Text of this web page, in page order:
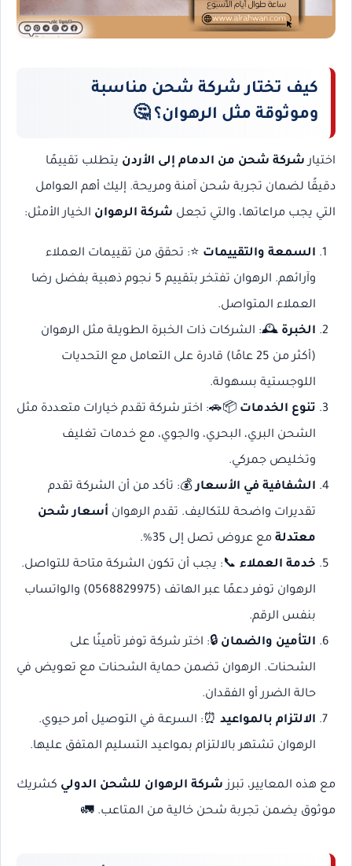
كيف تختار شركة شحن مناسبة
وموثوقة مثل الرهوان؟ 🤔
اختيار شركة شحن من الدمام إلى الأردن يتطلب تقييمًا
دقيقًا لضمان تجربة شحن آمنة ومريحة. إليك أهم العوامل
التي يجب مراعاتها، والتي تجعل شركة الرهوان الخيار الأمثل:
السمعة والتقييمات ⭐: تحقق من تقييمات العملاء
وآرائهم. الرهوان تفتخر بتقييم 5 نجوم ذهبية بفضل رضا
العملاء المتواصل.
الخبرة 🕰️: الشركات ذات الخبرة الطويلة مثل الرهوان
(أكثر من 25 عامًا) قادرة على التعامل مع التحديات
اللوجستية بسهولة.
تنوع الخدمات 📦🚗: اختر شركة تقدم خيارات متعددة مثل
الشحن البري، البحري، والجوي، مع خدمات تغليف
وتخليص جمركي.
الشفافية في الأسعار💰: تأكد من أن الشركة تقدم
تقديرات واضحة للتكاليف. تقدم الرهوان أسعار شحن
معتدلةمع عروض تصل إلى 35%.
خدمة العملاء📞: يجب أن تكون الشركة متاحة للتواصل.
الرهوان توفر دعمًا عبر الهاتف (0568829975) والواتساب
بنفس الرقم.
التأمين والضمان 🔒: اختر شركة توفر تأمينًا على
الشحنات. الرهوان تضمن حماية الشحنات مع تعويض في
حالة الضرر أو الفقدان.
الالتزام بالمواعيد⏰: السرعة في التوصيل أمر حيوي.
الرهوان تشتهر بالالتزام بمواعيد التسليم المتفق عليها.
مع هذه المعايير، تبرز شركة الرهوان للشحن الدولي كشريك
موثوق يضمن تجربة شحن خالية من المتاعب. 🚛